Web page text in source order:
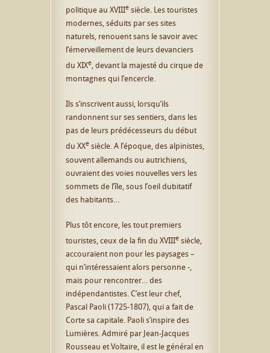
politique au XVIIIe siècle. Les touristes
modernes, séduits par ses sites
naturels, renouent sans le savoir avec
l’émerveillement de leurs devanciers
du XIXe, devant la majesté du cirque de
montagnes qui l’encercle.
Ils s’inscrivent aussi, lorsqu’ils
randonnent sur ses sentiers, dans les
pas de leurs prédécesseurs du début
du XXe siècle. A l’époque, des alpinistes,
souvent allemands ou autrichiens,
ouvraient des voies nouvelles vers les
sommets de l’île, sous l’oeil dubitatif
des habitants…
Plus tôt encore, les tout premiers
touristes, ceux de la fin du XVIIIe siècle,
accouraient non pour les paysages –
qui n’intéressaient alors personne -,
mais pour rencontrer… des
indépendantistes. C’est leur chef,
Pascal Paoli (1725-1807), qui a fait de
Corte sa capitale. Paoli s’inspire des
Lumières. Admiré par Jean-Jacques
Rousseau et Voltaire, il est le général en